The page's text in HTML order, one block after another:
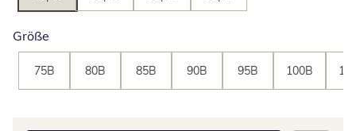
Größe
75B 80B 85B 90B 95B 100B